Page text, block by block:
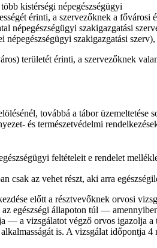
kistérségi népegészségügyi
érinti, a szervezőknek a fővárosi
népegészségügyi szakigazgatási
népegészségügyi szakigazgatási szerv),
területét érinti, a szervezőknek
továbbá a tábor üzemeltetése
és természetvédelmi
feltételeit e rendelet
csak az vehet részt, aki arra
előtt a résztvevőknek orvosi
egészségi állapoton túl —
— a vizsgálatot végző orvos igazolja a
is. A vizsgálat időpontja 4